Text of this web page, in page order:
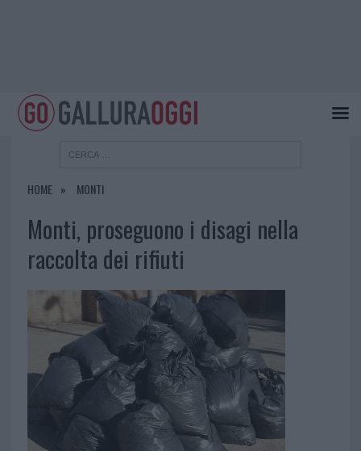
HOME MONTI
Monti, proseguono i disagi nella
raccolta dei rifiuti